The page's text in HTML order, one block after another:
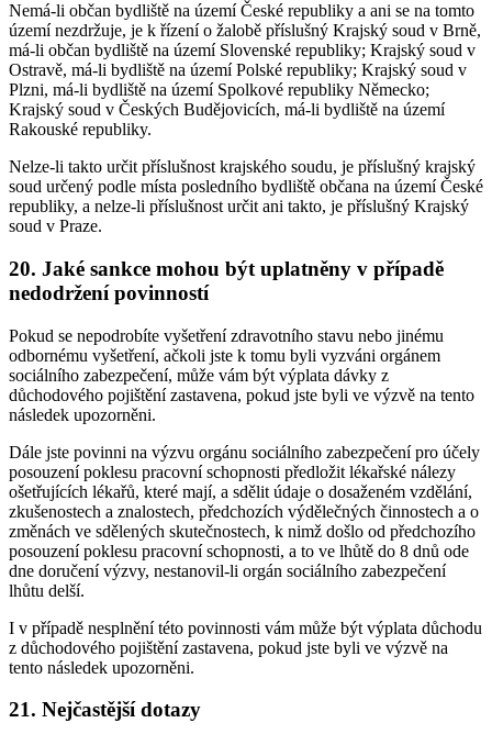
Nemá-li občan bydliště na území České republiky a ani se na tomto
území nezdržuje, je k řízení o žalobě příslušný Krajský soud v Brně,
má-li občan bydliště na území Slovenské republiky; Krajský soud v
Ostravě, má-li bydliště na území Polské republiky; Krajský soud v
Plzni, má-li bydliště na území Spolkové republiky Německo;
Krajský soud v Českých Budějovicích, má-li bydliště na území
Rakouské republiky.
Nelze-li takto určit příslušnost krajského soudu, je příslušný krajský
soud určený podle místa posledního bydliště občana na území České
republiky, a nelze-li příslušnost určit ani takto, je příslušný Krajský
soud v Praze.
20. Jaké sankce mohou být uplatněny v případě
nedodržení povinností
Pokud se nepodrobíte vyšetření zdravotního stavu nebo jinému
odbornému vyšetření, ačkoli jste k tomu byli vyzváni orgánem
sociálního zabezpečení, může vám být výplata dávky z
důchodového pojištění zastavena, pokud jste byli ve výzvě na tento
následek upozorněni.
Dále jste povinni na výzvu orgánu sociálního zabezpečení pro účely
posouzení poklesu pracovní schopnosti předložit lékařské nálezy
ošetřujících lékařů, které mají, a sdělit údaje o dosaženém vzdělání,
zkušenostech a znalostech, předchozích výdělečných činnostech a o
změnách ve sdělených skutečnostech, k nimž došlo od předchozího
posouzení poklesu pracovní schopnosti, a to ve lhůtě do 8 dnů ode
dne doručení výzvy, nestanovil-li orgán sociálního zabezpečení
lhůtu delší.
I v případě nesplnění této povinnosti vám může být výplata důchodu
z důchodového pojištění zastavena, pokud jste byli ve výzvě na
tento následek upozorněni.
21. Nejčastější dotazy